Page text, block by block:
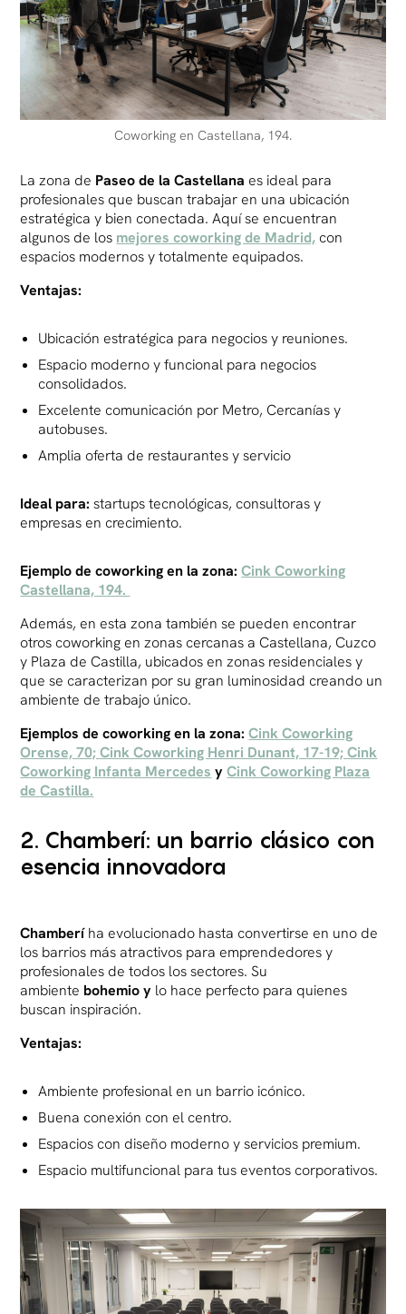
Coworking en Castellana, 194.
La zona de Paseo de la Castellana es ideal para
profesionales que buscan trabajar en una ubicación
estratégica y bien conectada. Aquí se encuentran
algunos de los mejores coworking de Madrid, con
espacios modernos y totalmente equipados.
Ventajas:
Ubicación estratégica para negocios y reuniones.
Espacio moderno y funcional para negocios
consolidados.
Excelente comunicación por Metro, Cercanías y
autobuses.
Amplia oferta de restaurantes y servicio
Ideal para: startups tecnológicas, consultoras y
empresas en crecimiento.
Ejemplo de coworking en la zona: Cink Coworking
Castellana, 194.
Además, en esta zona también se pueden encontrar
otros coworking en zonas cercanas a Castellana, Cuzco
y Plaza de Castilla, ubicados en zonas residenciales y
que se caracterizan por su gran luminosidad creando un
ambiente de trabajo único.
Ejemplos de coworking en la zona:Cink Coworking
Orense, 70;Cink Coworking Henri Dunant, 17-19;Cink
Coworking Infanta Mercedes yCink Coworking Plaza
de Castilla.
2. Chamberí: un barrio clásico con
esencia innovadora
Chamberíha evolucionado hasta convertirse en uno de
los barrios más atractivos para emprendedores y
profesionales de todos los sectores. Su
ambiente bohemio y lo hace perfecto para quienes
buscan inspiración.
Ventajas:
Ambiente profesional en un barrio icónico.
Buena conexión con el centro.
Espacios con diseño moderno y servicios premium.
Espacio multifuncional para tus eventos corporativos.